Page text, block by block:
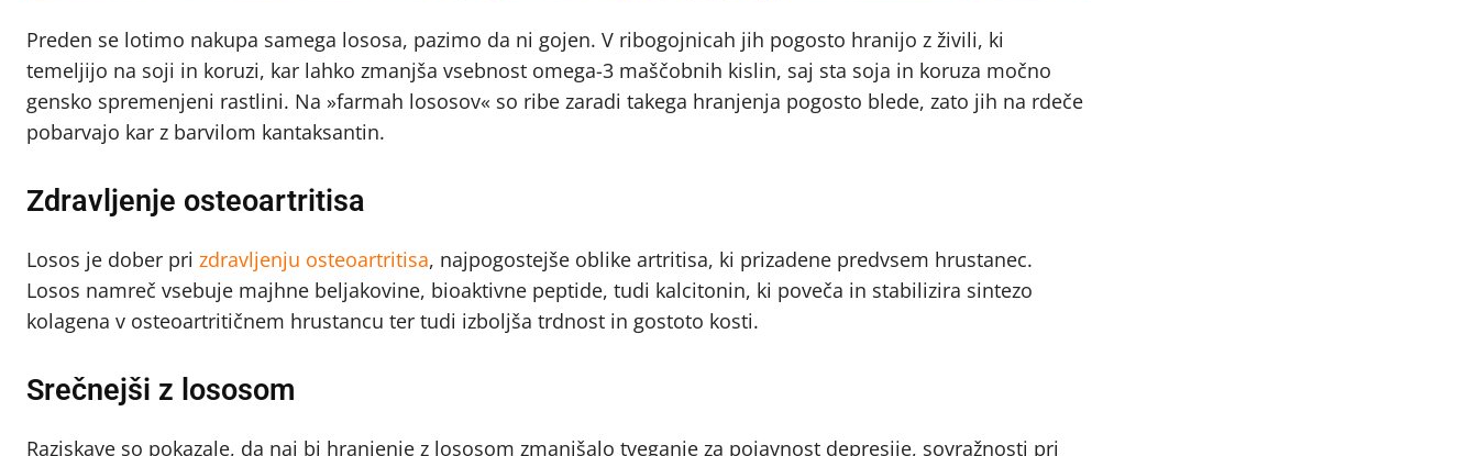
Preden se lotimo nakupa samega lososa, pazimo da ni gojen. V ribogojnicah jih pogosto hranijo z živili, ki
temeljijo na soji in koruzi, kar lahko zmanjša vsebnost omega-3 maščobnih kislin, saj sta soja in koruza močno
gensko spremenjeni rastlini. Na »farmah lososov« so ribe zaradi takega hranjenja pogosto blede, zato jih na rdeče
pobarvajo kar z barvilom kantaksantin.
Zdravljenje osteoartritisa
Losos je dober pri zdravljenju osteoartritisa, najpogostejše oblike artritisa, ki prizadene predvsem hrustanec.
Losos namreč vsebuje majhne beljakovine, bioaktivne peptide, tudi kalcitonin, ki poveča in stabilizira sintezo
kolagena v osteoartritičnem hrustancu ter tudi izboljša trdnost in gostoto kosti.
Srečnejši z lososom
Raziskave so pokazale, da naj bi hranjenje z lososom zmanjšalo tveganje za pojavnost depresije, sovražnosti pri